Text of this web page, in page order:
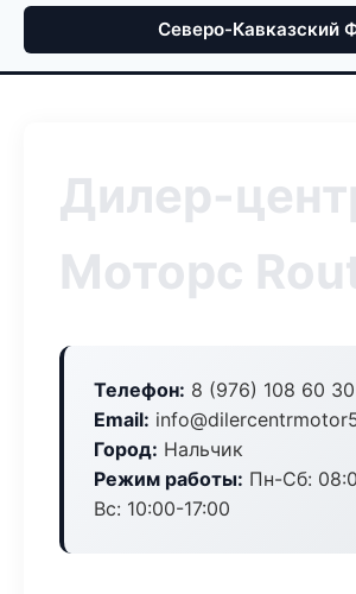
Северо-Кавказский
Дилер-
Моторс
Телефон: 8 (976) 108 60 30
Email:
Город: Нальчик
Режим работы: Пн-Сб:
Вс: 10:00-17:00